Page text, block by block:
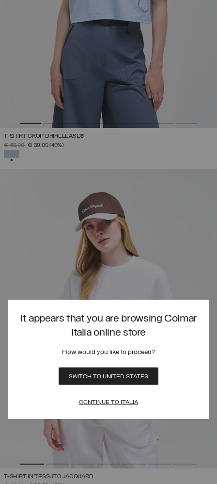
It appears that you are browsing Colmar
Italia online store
How would you like to proceed?
SWITCH TO UNITED STATES
CONTINUE TO ITALIA
T-SHIRT CROP DRIRELEASE®
PREZZO RIDOTTO DA
€ 65,00A€ 39,00(40%)
T-SHIRT IN TESSUTO JACQUARD